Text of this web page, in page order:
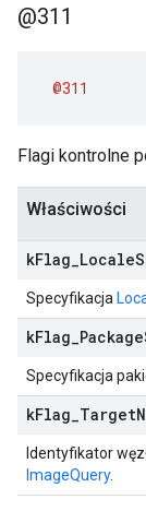
@311
@311
Flagi kontrolne
Właściwości
kFlag Locale
Specyfikacja
kFlag Package
Specyfikacja
kFlag Target
Identyfikator
ImageQuery.